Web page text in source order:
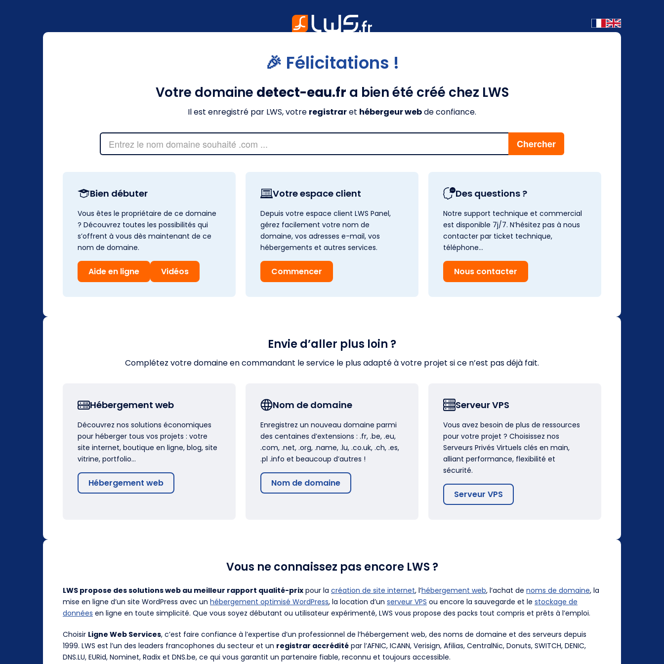
🎉 Félicitations !
Votre domaine detect-eau.fr a bien été créé chez LWS
Il est enregistré par LWS, votre registraret hébergeur webde confiance.
Bien débuter
Vous êtes le propriétaire de ce domaine
? Découvrez toutes les possibilités qui
s’offrent à vous dès maintenant de ce
nom de domaine.
Aide en ligne Vidéos
Votre espace client
Depuis votre espace client LWS Panel,
gérez facilement votre nom de
domaine, vos adresses e-mail, vos
hébergements et autres services.
Commencer
Des questions ?
Notre support technique et commercial
est disponible 7j/7. N’hésitez pas à nous
contacter par ticket technique,
téléphone…
Nous contacter
Envie d’aller plus loin ?
Complétez votre domaine en commandant le service le plus adapté à votre projet si ce n’est pas déjà fait.
Hébergement web
Découvrez nos solutions économiques
pour héberger tous vos projets : votre
site internet, boutique en ligne, blog, site
vitrine, portfolio…
Hébergement web
Nom de domaine
Enregistrez un nouveau domaine parmi
des centaines d’extensions : .fr, .be, .eu,
.com, .net, .org, .name, .lu, .co.uk, .ch, .es,
.pl .info et beaucoup d’autres !
Nom de domaine
Serveur VPS
Vous avez besoin de plus de ressources
pour votre projet ? Choisissez nos
Serveurs Privés Virtuels clés en main,
alliant performance, flexibilité et
sécurité.
Serveur VPS
Vous ne connaissez pas encore LWS ?
LWS propose des solutions web au meilleur rapport qualité-prix pour la création de site internet, l’hébergement web, l’achat de noms de domaine, la
mise en ligne d’un site WordPress avec un hébergement optimisé WordPress, la location d’un serveur VPS ou encore la sauvegarde et le stockage de
données en ligne en toute simplicité. Que vous soyez débutant ou utilisateur expérimenté, LWS vous propose des packs tout compris et prêts à l’emploi.
Choisir Ligne Web Services, c’est faire confiance à l’expertise d’un professionnel de l’hébergement web, des noms de domaine et des serveurs depuis
1999. LWS est l’un des leaders francophones du secteur et un registrar accrédité par l’AFNIC, ICANN, Verisign, Afilias, CentralNic, Donuts, SWITCH, DENIC,
DNS.LU, EURid, Nominet, Radix et DNS.be, ce qui vous garantit un partenaire fiable, reconnu et toujours accessible.